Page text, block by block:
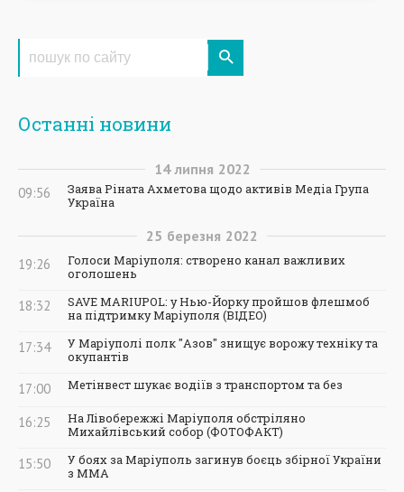
Останні новини
14 липня 2022
09:56
Заява Ріната Ахметова щодо активів Медіа Група
Україна
25 березня 2022
19:26
Голоси Маріуполя: створено канал важливих
оголошень
18:32
SAVE MARIUPOL: у Нью-Йорку пройшов флешмоб
на підтримку Маріуполя (ВІДЕО)
17:34
У Маріуполі полк "Азов" знищує ворожу техніку та
окупантів
17:00 Метінвест шукає водіїв з транспортом та без
16:25
На Лівобережжі Маріуполя обстріляно
Михайлівський собор (ФОТОФАКТ)
15:50
У боях за Маріуполь загинув боєць збірної України
з ММА